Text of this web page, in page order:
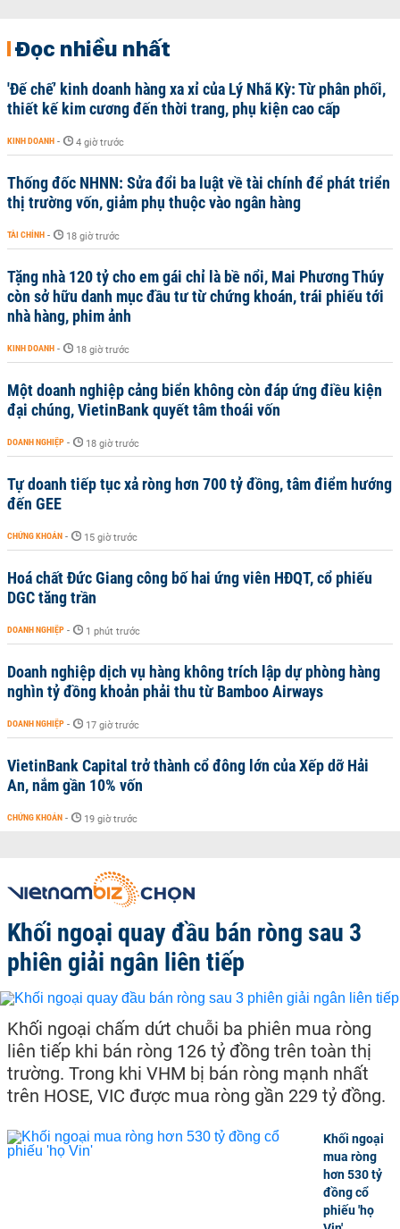
Đọc nhiều nhất
'Đế chế’ kinh doanh hàng xa xỉ của Lý Nhã Kỳ: Từ phân phối,
thiết kế kim cương đến thời trang, phụ kiện cao cấp
KINH DOANH - 4 giờ trước
Thống đốc NHNN: Sửa đổi ba luật về tài chính để phát triển
thị trường vốn, giảm phụ thuộc vào ngân hàng
TÀI CHÍNH - 18 giờ trước
Tặng nhà 120 tỷ cho em gái chỉ là bề nổi, Mai Phương Thúy
còn sở hữu danh mục đầu tư từ chứng khoán, trái phiếu tới
nhà hàng, phim ảnh
KINH DOANH - 18 giờ trước
Một doanh nghiệp cảng biển không còn đáp ứng điều kiện
đại chúng, VietinBank quyết tâm thoái vốn
DOANH NGHIỆP - 18 giờ trước
Tự doanh tiếp tục xả ròng hơn 700 tỷ đồng, tâm điểm hướng
đến GEE
CHỨNG KHOÁN - 15 giờ trước
Hoá chất Đức Giang công bố hai ứng viên HĐQT, cổ phiếu
DGC tăng trần
DOANH NGHIỆP - 1 phút trước
Doanh nghiệp dịch vụ hàng không trích lập dự phòng hàng
nghìn tỷ đồng khoản phải thu từ Bamboo Airways
DOANH NGHIỆP - 17 giờ trước
VietinBank Capital trở thành cổ đông lớn của Xếp dỡ Hải
An, nắm gần 10% vốn
CHỨNG KHOÁN - 19 giờ trước
Khối ngoại quay đầu bán ròng sau 3
phiên giải ngân liên tiếp
Khối ngoại chấm dứt chuỗi ba phiên mua ròng
liên tiếp khi bán ròng 126 tỷ đồng trên toàn thị
trường. Trong khi VHM bị bán ròng mạnh nhất
trên HOSE, VIC được mua ròng gần 229 tỷ đồng.
Khối ngoại
mua ròng
hơn 530 tỷ
đồng cổ
phiếu 'họ